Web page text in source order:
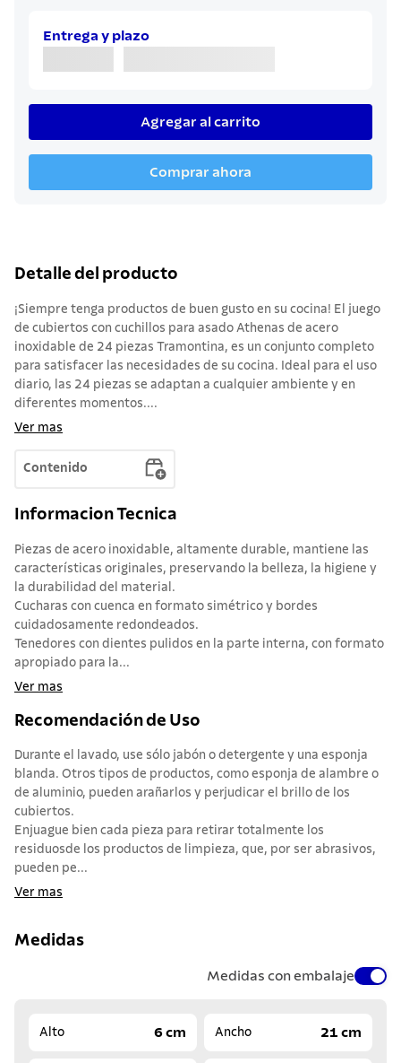
Entrega y plazo
Agregar al carrito
Comprar ahora
Detalle del producto
¡Siempre tenga productos de buen gusto en su cocina! El juego
de cubiertos con cuchillos para asado Athenas de acero
inoxidable de 24 piezas Tramontina, es un conjunto completo
para satisfacer las necesidades de su cocina. Ideal para el uso
diario, las 24 piezas se adaptan a cualquier ambiente y en
diferentes momentos....
Ver mas
Contenido
Informacion Tecnica
Piezas de acero inoxidable, altamente durable, mantiene las
características originales, preservando la belleza, la higiene y
la durabilidad del material.
Cucharas con cuenca en formato simétrico y bordes
cuidadosamente redondeados.
Tenedores con dientes pulidos en la parte interna, con formato
apropiado para la...
Ver mas
Recomendación de Uso
Durante el lavado, use sólo jabón o detergente y una esponja
blanda. Otros tipos de productos, como esponja de alambre o
de aluminio, pueden arañarlos y perjudicar el brillo de los
cubiertos.
Enjuague bien cada pieza para retirar totalmente los
residuosde los productos de limpieza, que, por ser abrasivos,
pueden pe...
Ver mas
Medidas
Medidas con embalaje
Alto 6 cm Ancho 21 cm